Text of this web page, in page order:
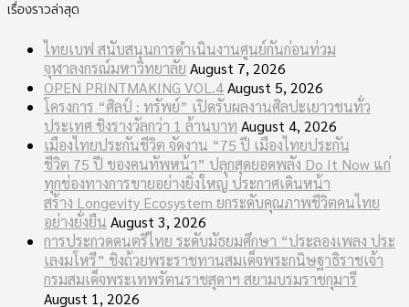
เรื่องราวล่าสุด
ไทยเบฟ สนับสนุนการดำเนินงานศูนย์กันก่อนท่วม
จุฬาลงกรณ์มหาวิทยาลัย August 7, 2026
OPEN PRINTMAKING VOL.4August 5, 2026
โครงการ “ศิลป์ : ทรัพย์” เปิดรับผลงานศิลปะเยาวชนทั่ว
ประเทศ ชิงรางวัลกว่า 1 ล้านบาท August 4, 2026
เมืองไทยประกันชีวิต จัดงาน “75 ปี เมืองไทยประกัน
ชีวิต 75 ปี ของคนทัพหน้า” ปลุกสุดยอดพลัง Do It Now แก่
ทุกช่องทางการขายอย่างยิ่งใหญ่ ประกาศเดินหน้า
สร้าง Longevity Ecosystem ยกระดับคุณภาพชีวิตคนไทย
อย่างยั่งยืน August 3, 2026
การประกวดดนตรีไทย ระดับมัธยมศึกษา “ประลองเพลง ประ
เลงมโหรี” ชิงถ้วยพระราชทานสมเด็จพระกนิษฐาธิราชเจ้า
กรมสมเด็จพระเทพรัตนราชสุดาฯ สยามบรมราชกุมารี
August 1, 2026